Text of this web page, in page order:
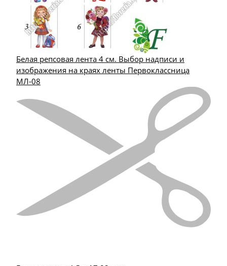
Белая репсовая лента 4 см. Выбор надписи и
изображения на краях ленты Первоклассница
МЛ-08